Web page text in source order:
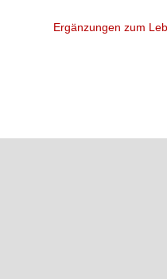
Ergänzungen zum